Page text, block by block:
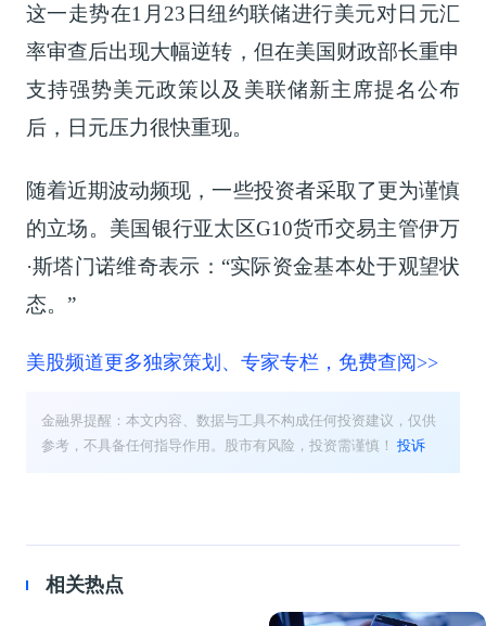
这一走势在1月23日纽约联储进行美元对日元汇
率审查后出现大幅逆转，但在美国财政部长重申
支持强势美元政策以及美联储新主席提名公布
后，日元压力很快重现。
随着近期波动频现，一些投资者采取了更为谨慎
的立场。美国银行亚太区G10货币交易主管伊万
·斯塔门诺维奇表示：“实际资金基本处于观望状
态。”
美股频道更多独家策划、专家专栏，免费查阅>>
金融界提醒：本文内容、数据与工具不构成任何投资建议，仅供
参考，不具备任何指导作用。股市有风险，投资需谨慎！投诉
相关热点